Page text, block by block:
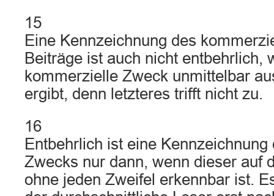
15
Eine Kennzeichnung des
Beiträge ist auch nicht entbehrlich,
kommerzielle Zweck unmittelbar
ergibt, denn letzteres trifft nicht zu.
16
Entbehrlich ist eine
Zwecks nur dann, wenn dieser auf
ohne jeden Zweifel erkennbar ist.